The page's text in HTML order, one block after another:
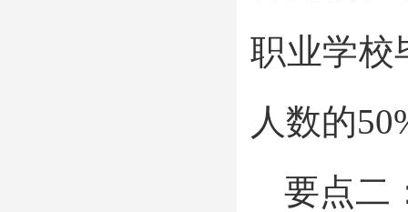
职业学校
人数的
要点二